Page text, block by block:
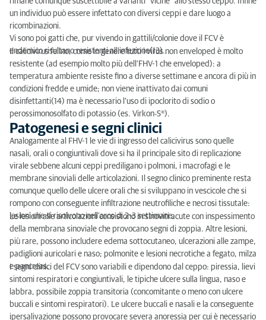
un individuo può essere infettato con diversi ceppi e dare luogo a
ricombinazioni.
Vi sono poi gatti che, pur vivendo in gattili/colonie dove il FCV è
endemico risultano resistenti all’infezione(13).
Il calicivirus felino, come in genere tutti i virus non enveloped è molto
resistente (ad esempio molto più dell’FHV-1 che enveloped): a
temperatura ambiente resiste fino a diverse settimane e ancora di più in
condizioni fredde e umide; non viene inattivato dai comuni
disinfettanti(14) ma è necessario l’uso di ipoclorito di sodio o
perossimonosolfato di potassio (es. Virkon-S®).
Patogenesi e segni clinici
Analogamente al FHV-1 le vie di ingresso del calicivirus sono quelle
nasali, orali o congiuntivali dove si ha il principale sito di replicazione
virale sebbene alcuni ceppi prediligano i polmoni, i macrofagi e le
membrane sinoviali delle articolazioni. Il segno clinico preminente resta
comunque quello delle ulcere orali che si sviluppano in vescicole che si
rompono con conseguente infiltrazione neutrofiliche e necrosi tissutale:
lesioni che si risolvono nell’arco di 2-3 settimane.
Le lesioni alle articolazioni consistono in sinoviti acute con inspessimento
della membrana sinoviale che provocano segni di zoppia. Altre lesioni,
più rare, possono includere edema sottocutaneo, ulcerazioni alle zampe,
padiglioni auricolari e naso; polmonite e lesioni necrotiche a fegato, milza
e pancreas.
I segni clinici del FCV sono variabili e dipendono dal ceppo: piressia, lievi
sintomi respiratori e congiuntivali, le tipiche ulcere sulla lingua, naso e
labbra, possibile zoppia transitoria (concomitante o meno con ulcere
buccali e sintomi respiratori). Le ulcere buccali e nasali e la conseguente
ipersalivazione possono provocare severa anoressia per cui è necessario